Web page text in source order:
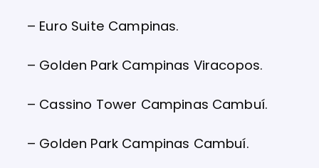
– Euro Suite Campinas.
– Golden Park Campinas Viracopos.
– Cassino Tower Campinas Cambuí.
– Golden Park Campinas Cambuí.